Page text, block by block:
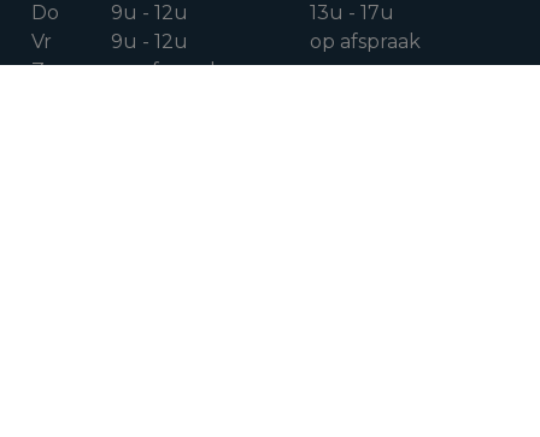
Do
9u - 12u
13u - 17u
Vr
9u - 12u
op afspraak
Za
op afspraak